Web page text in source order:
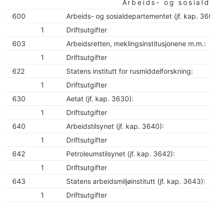
Arbeids- og
600
Arbeids- og sosialdepartementet (jf. kap.
1
Driftsutgifter
603
Arbeidsretten, meklingsinstitusjonene m.m.:
1
Driftsutgifter
622
Statens institutt for rusmiddelforskning:
1
Driftsutgifter
630
Aetat (jf. kap. 3630):
1
Driftsutgifter
640
Arbeidstilsynet (jf. kap. 3640):
1
Driftsutgifter
642
Petroleumstilsynet (jf. kap. 3642):
1
Driftsutgifter
643
Statens arbeidsmiljøinstitutt (jf. kap. 3643):
1
Driftsutgifter